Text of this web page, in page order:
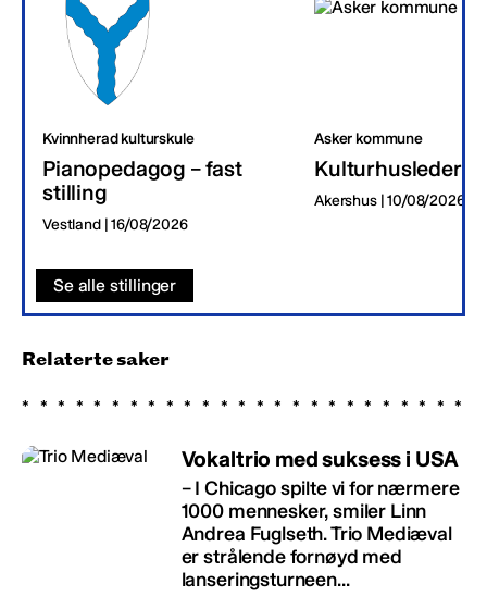
Kvinnherad kulturskule
Pianopedagog – fast
stilling
Vestland | 16/08/2026
Asker kommune
Kulturhusleder
Akershus | 10/08/2026
Se alle stillinger
Relaterte saker
Vokaltrio med suksess i USA
– I Chicago spilte vi for nærmere
1000 mennesker, smiler Linn
Andrea Fuglseth. Trio Mediæval
er strålende fornøyd med
lanseringsturneen...